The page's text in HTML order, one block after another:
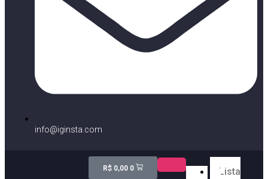
info@iginsta.com
R$0,00 0
Lista